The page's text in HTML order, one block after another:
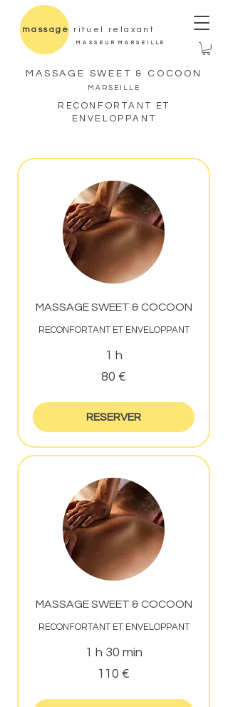
massage rituel relaxant
M A S S E U R M A R S E I L L E
MASSAGE SWEET & COCOON
MARSEILLE
RECONFORTANT ET
ENVELOPPANT
MASSAGE SWEET & COCOON
RECONFORTANT ET ENVELOPPANT
1 h
80 €
RESERVER
MASSAGE SWEET & COCOON
RECONFORTANT ET ENVELOPPANT
1 h 30 min
110 €